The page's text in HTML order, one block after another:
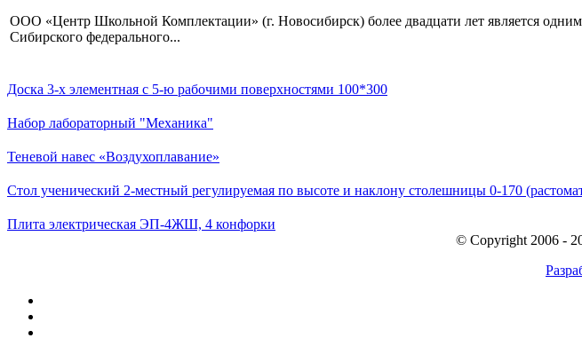
ООО «Центр Школьной Комплектации» (г. Новосибирск) более двадцати лет является
Сибирского федерального...
Доска 3-х элементная с 5-ю рабочими поверхностями 100*300
Набор лабораторный "Механика"
Теневой навес «Воздухоплавание»
Стол ученический 2-местный регулируемая по высоте и наклону столешницы 0-170
Плита электрическая ЭП-4ЖШ, 4 конфорки
© Copyright 2006 -